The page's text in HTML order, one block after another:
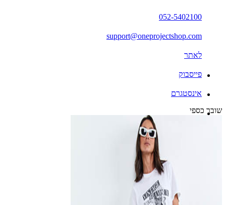
052-5402100
support@oneprojectshop.com
לאתר
פייסבוק
אינסטגרם
שובר כספי